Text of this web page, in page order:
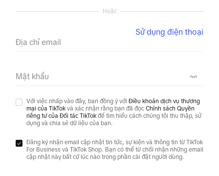
Hoặc
Địa chỉ email
Sử dụng điện thoại
Mật khẩu
Với việc nhấp vào đây, bạn đồng ý với Điều khoản dịch vụ thương
mại của TikTok và xác nhận rằng bạn đã đọc Chính sách Quyền
riêng tư của Đối tác TikTok để tìm hiểu cách chúng tôi thu thập, sử
dụng và chia sẻ dữ liệu của bạn.
Đăng ký nhận email cập nhật tin tức, sự kiện và thông tin từ TikTok
For Business và TikTok Shop. Bạn có thể từ chối nhận những email
cập nhật này bất cứ lúc nào trong phần cài đặt người dùng.